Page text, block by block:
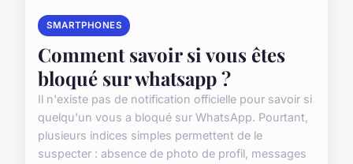
SMARTPHONES
Comment savoir si vous êtes
bloqué sur whatsapp ?
Il n'existe pas de notification officielle pour savoir si
quelqu'un vous a bloqué sur WhatsApp. Pourtant,
plusieurs indices simples permettent de le
suspecter : absence de photo de profil, messages